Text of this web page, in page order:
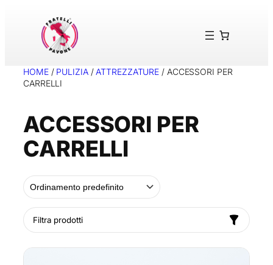
contenuto
HOME/ PULIZIA/ ATTREZZATURE / ACCESSORI PER
CARRELLI
ACCESSORI PER
CARRELLI
Filtra prodotti